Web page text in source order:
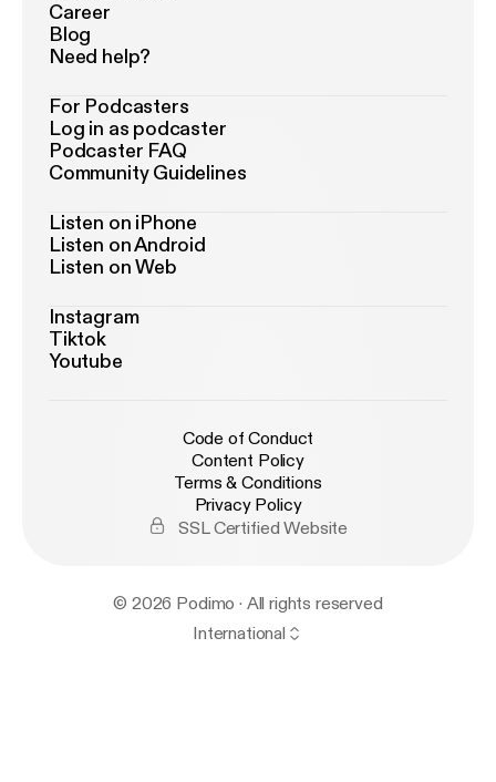
Career
Blog
Need help?
For Podcasters
Log in as podcaster
Podcaster FAQ
Community Guidelines
Listen on iPhone
Listen on Android
Listen on Web
Instagram
Tiktok
Youtube
Code of Conduct
Content Policy
Terms & Conditions
Privacy Policy
SSL Certified Website
© 2026 Podimo · All rights reserved
International